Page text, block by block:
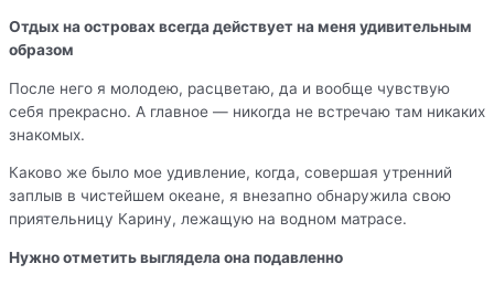
Отдых на островах всегда действует на меня удивительным
образом
После него я молодею, расцветаю, да и вообще чувствую
себя прекрасно. А главное — никогда не встречаю там никаких
знакомых.
Каково же было мое удивление, когда, совершая утренний
заплыв в чистейшем океане, я внезапно обнаружила свою
приятельницу Карину, лежащую на водном матрасе.
Нужно отметить выглядела она подавленно